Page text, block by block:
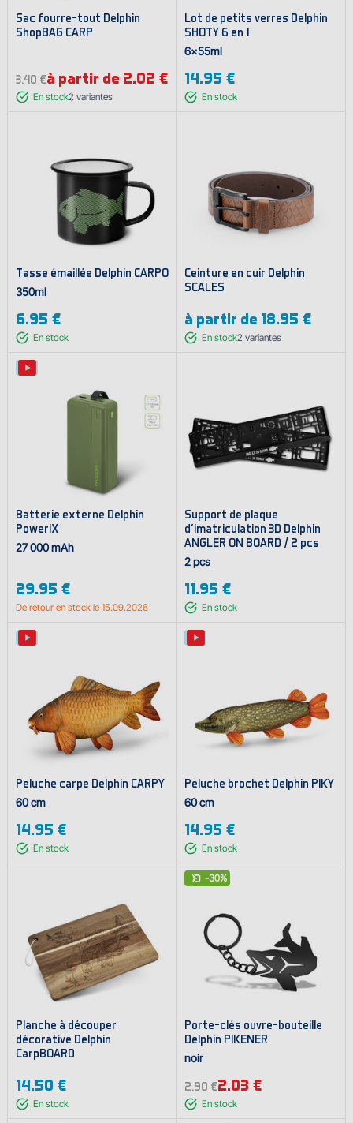
Sac fourre-tout Delphin
ShopBAG CARP
3.40 €à partir de 2.02 €
En stock2 variantes
Lot de petits verres Delphin
SHOTY 6 en 1
6x55ml
14.95 €
En stock
Tasse émaillée Delphin CARPO
350ml
6.95 €
En stock
Ceinture en cuir Delphin
SCALES
à partir de 18.95 €
En stock2 variantes
Batterie externe Delphin
PoweriX
27 000 mAh
29.95 €
De retour en stock le 15.09.2026
Support de plaque
d'imatriculation 3D Delphin
ANGLER ON BOARD / 2 pcs
2 pcs
11.95 €
En stock
Peluche carpe Delphin CARPY
60 cm
14.95 €
En stock
Peluche brochet Delphin PIKY
60 cm
14.95 €
En stock
Planche à découper
décorative Delphin
CarpBOARD
14.50 €
En stock
-30%
Porte-clés ouvre-bouteille
Delphin PIKENER
noir
2.90 €2.03 €
En stock